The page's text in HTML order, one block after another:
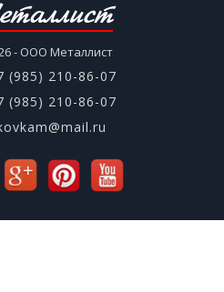
- ООО Металлист
(985) 210-86-07
(985) 210-86-07